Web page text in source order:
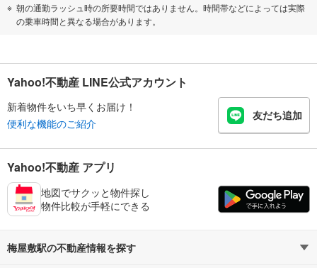
朝の通勤ラッシュ時の所要時間ではありません。時間帯などによっては実際
の乗車時間と異なる場合があります。
Yahoo!不動産 LINE公式アカウント
新着物件をいち早くお届け！
便利な機能のご紹介
友だち追加
Yahoo!不動産 アプリ
地図でサクッと物件探し
物件比較が手軽にできる
梅屋敷駅の不動産情報を探す